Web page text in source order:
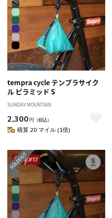
tempra cycle テンプラサイク
ル ピラミッド S
SUNDAY MOUNTAIN
2,300 円 （税込）
積算 20 マイル (1倍)